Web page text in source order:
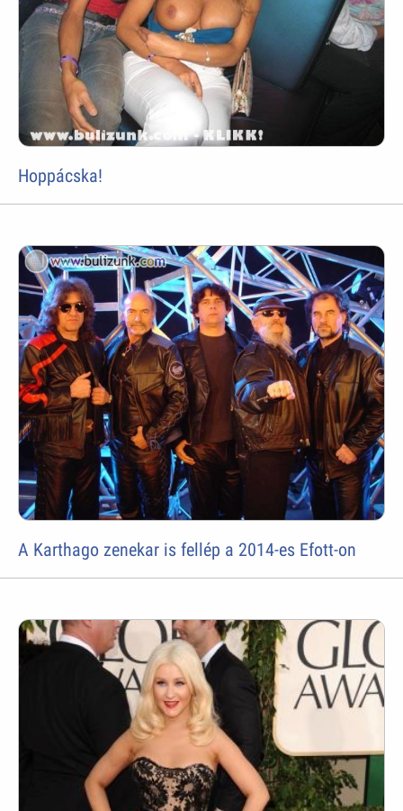
Hoppácska!
A Karthago zenekar is fellép a 2014-es Efott-on